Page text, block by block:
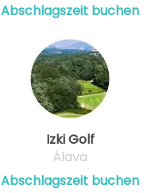
Abschlagszeit buchen
Izki Golf
Álava
Abschlagszeit buchen